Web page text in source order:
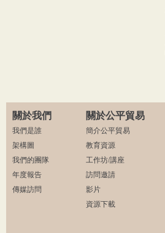
關於我們 關於公平貿易
我們是誰
架構圖
我們的團隊
年度報告
傳媒訪問
簡介公平貿易
教育資源
工作坊/講座
訪問邀請
影片
資源下載